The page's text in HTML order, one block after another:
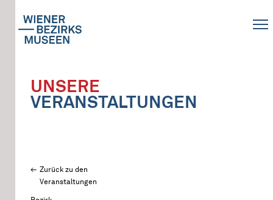
UNSERE
VERANSTALTUNGEN
Zurück zu den
Veranstaltungen